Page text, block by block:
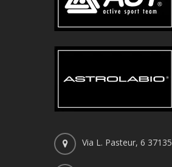
Via L. Pasteur, 6